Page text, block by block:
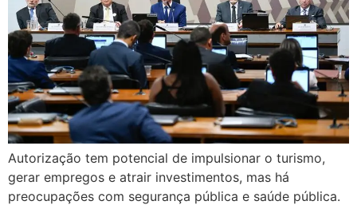
Autorização tem potencial de impulsionar o turismo,
gerar empregos e atrair investimentos, mas há
preocupações com segurança pública e saúde pública.